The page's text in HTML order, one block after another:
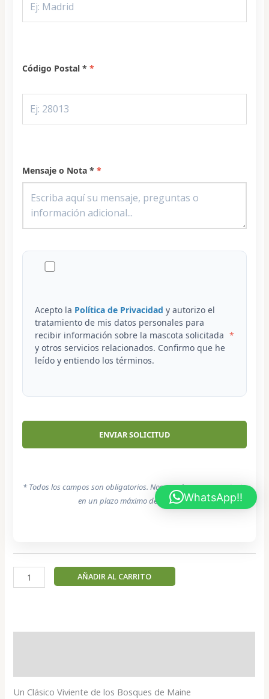
Código Postal *
Mensaje o Nota *
Acepto la Política de Privacidad y autorizo el
tratamiento de mis datos personales para
recibir información sobre la mascota solicitada
y otros servicios relacionados. Confirmo que he
leído y entiendo los términos.
* Todos los campos son obligatorios. Nos pondremos en contacto
en un plazo máximo de 24 horas.
John
-
AÑADIR AL CARRITO
Un Clásico Viviente de los Bosques de Maine
WhatsApp!!